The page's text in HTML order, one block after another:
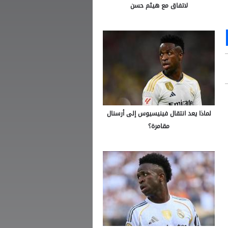
لاتفاق مع هيثم حسن
لماذا يعد انتقال فينيسيوس إلى أرسنال
مقامرة؟